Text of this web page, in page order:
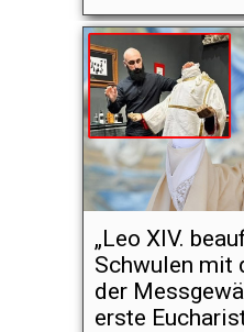
„Leo XIV.
Schwulen mit
der
erste